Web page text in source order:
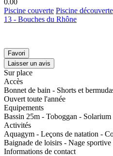
Piscine couverte Piscine découverte
13 - Bouches du Rhône
Favori
Laisser un avis
Sur place
Accès
Bonnet de bain - Shorts et
Ouvert toute l'année
Equipements
Bassin 25m - Toboggan - Solarium
Activités
Aquagym - Leçons de natation -
Baignade de loisirs - Nage sportive
Informations de contact